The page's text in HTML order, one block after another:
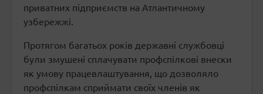
приватних підприємств на Атлантичному
узбережжі.
Протягом багатьох років державні службовці
були змушені сплачувати профспілкові внески
як умову працевлаштування, що дозволяло
профспілкам сприймати своїх членів як